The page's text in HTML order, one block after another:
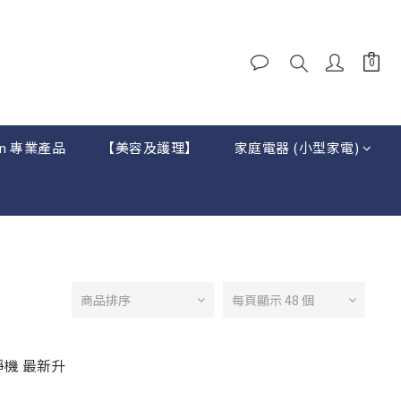
專業產品 【美容及護理】 家庭電器 (小型家電)
商品排序 每頁顯示 48 個